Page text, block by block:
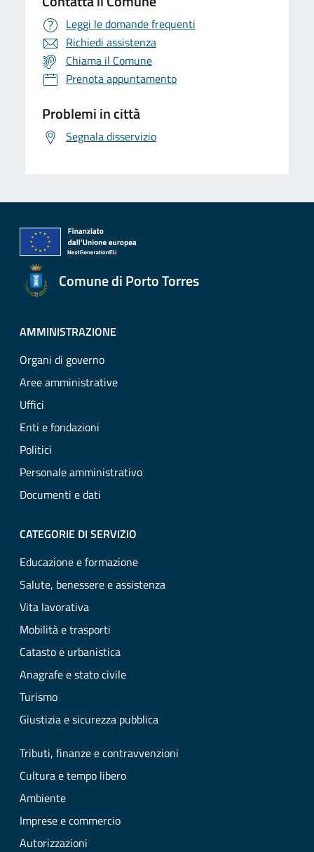
Leggi le domande frequenti
Richiedi assistenza
Chiama il Comune
Prenota appuntamento
Problemi in città
Segnala disservizio
Comune di Porto Torres
AMMINISTRAZIONE
Organi di governo
Aree amministrative
Uffici
Enti e fondazioni
Politici
Personale amministrativo
Documenti e dati
CATEGORIE DI SERVIZIO
Educazione e formazione
Salute, benessere e assistenza
Vita lavorativa
Mobilità e trasporti
Catasto e urbanistica
Anagrafe e stato civile
Turismo
Giustizia e sicurezza pubblica
Tributi, finanze e contravvenzioni
Cultura e tempo libero
Ambiente
Imprese e commercio
Autorizzazioni